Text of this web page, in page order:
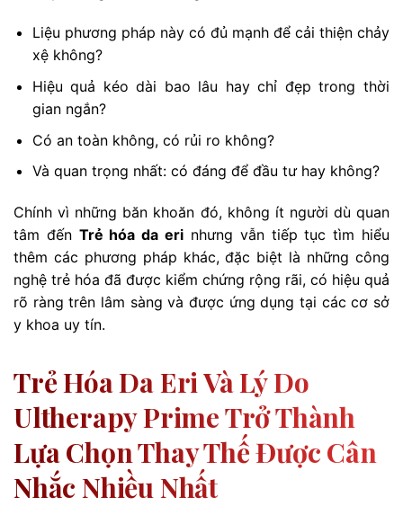
Liệu phương pháp này có đủ mạnh để cải thiện chảy
xệ không?
Hiệu quả kéo dài bao lâu hay chỉ đẹp trong thời
gian ngắn?
Có an toàn không, có rủi ro không?
Và quan trọng nhất: có đáng để đầu tư hay không?
Chính vì những băn khoăn đó, không ít người dù quan
tâm đến Trẻ hóa da eri nhưng vẫn tiếp tục tìm hiểu
thêm các phương pháp khác, đặc biệt là những công
nghệ trẻ hóa đã được kiểm chứng rộng rãi, có hiệu quả
rõ ràng trên lâm sàng và được ứng dụng tại các cơ sở
y khoa uy tín.
Trẻ Hóa Da Eri Và Lý Do
Ultherapy Prime Trở Thành
Lựa Chọn Thay Thế Được Cân
Nhắc Nhiều Nhất